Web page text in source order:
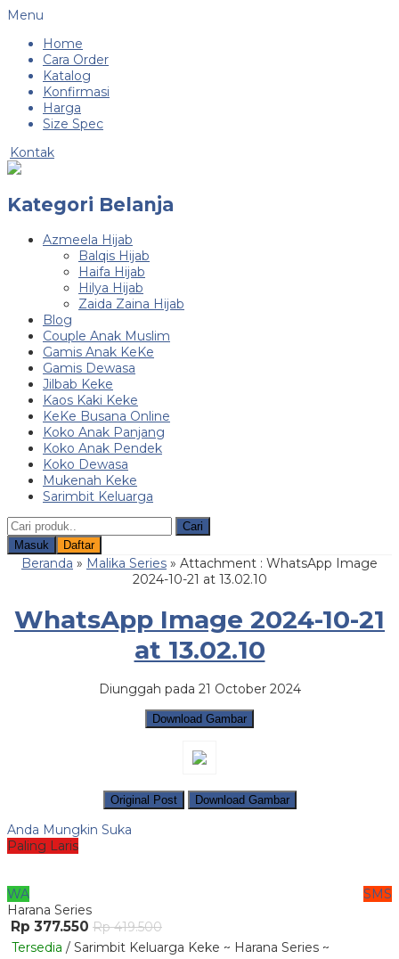
Menu
Home
Cara Order
Katalog
Konfirmasi
Harga
Size Spec
Kontak
Kategori Belanja
Azmeela Hijab
Balqis Hijab
Haifa Hijab
Hilya Hijab
Zaida Zaina Hijab
Blog
Couple Anak Muslim
Gamis Anak KeKe
Gamis Dewasa
Jilbab Keke
Kaos Kaki Keke
KeKe Busana Online
Koko Anak Panjang
Koko Anak Pendek
Koko Dewasa
Mukenah Keke
Sarimbit Keluarga
Cari
Masuk
Daftar
Beranda » Malika Series » Attachment : WhatsApp Image
2024-10-21 at 13.02.10
WhatsApp Image 2024-10-21
at 13.02.10
Diunggah pada 21 October 2024
Download Gambar
Original Post Download Gambar
Anda Mungkin Suka
Paling Laris
WA
SMS
Harana Series
Rp 377.550 Rp 419.500
Tersedia / Sarimbit Keluarga Keke ~ Harana Series ~